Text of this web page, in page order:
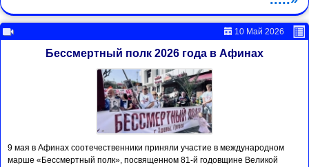
10 Май 2026
Бессмертный полк 2026 года в Афинах
9 мая в Афинах соотечественники приняли участие в международном
марше «Бессмертный полк», посвященном 81-й годовщине Великой